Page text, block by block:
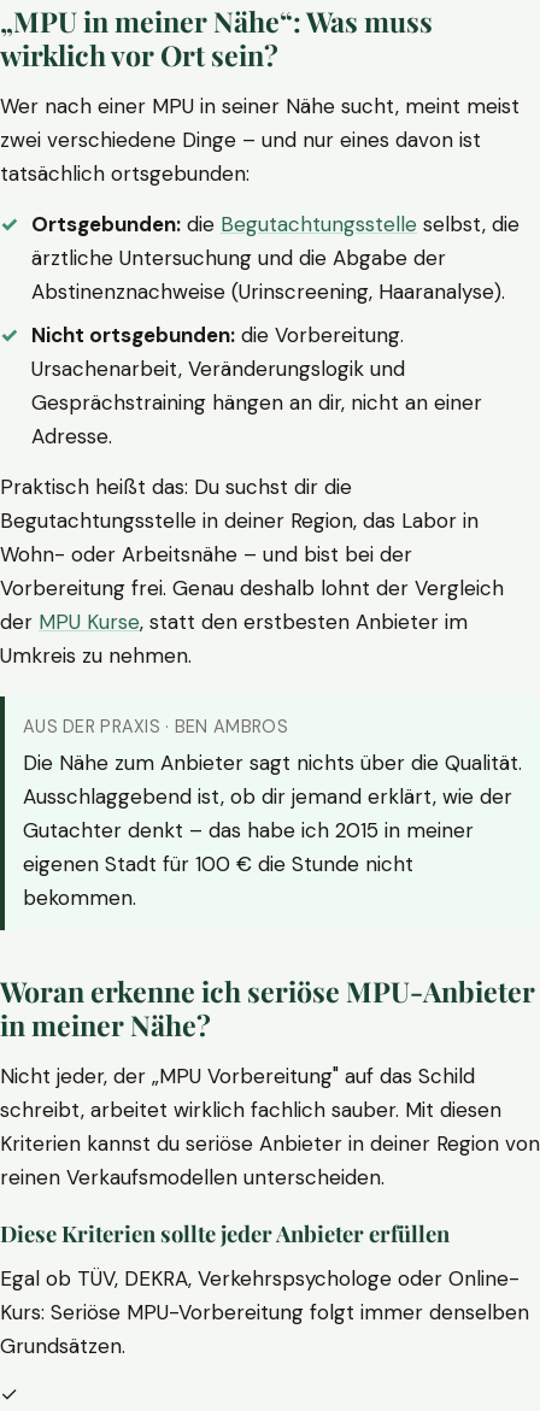
„MPU in meiner Nähe“: Was muss
wirklich vor Ort sein?
Wer nach einer MPU in seiner Nähe sucht, meint meist
zwei verschiedene Dinge – und nur eines davon ist
tatsächlich ortsgebunden:
Ortsgebunden: die Begutachtungsstelle selbst, die
ärztliche Untersuchung und die Abgabe der
Abstinenznachweise (Urinscreening, Haaranalyse).
Nicht ortsgebunden: die Vorbereitung.
Ursachenarbeit, Veränderungslogik und
Gesprächstraining hängen an dir, nicht an einer
Adresse.
Praktisch heißt das: Du suchst dir die
Begutachtungsstelle in deiner Region, das Labor in
Wohn- oder Arbeitsnähe – und bist bei der
Vorbereitung frei. Genau deshalb lohnt der Vergleich
der MPU Kurse, statt den erstbesten Anbieter im
Umkreis zu nehmen.
AUS DER PRAXIS · BEN AMBROS
Die Nähe zum Anbieter sagt nichts über die Qualität.
Ausschlaggebend ist, ob dir jemand erklärt, wie der
Gutachter denkt – das habe ich 2015 in meiner
eigenen Stadt für 100 € die Stunde nicht
bekommen.
Woran erkenne ich seriöse MPU-Anbieter
in meiner Nähe?
Nicht jeder, der „MPU Vorbereitung" auf das Schild
schreibt, arbeitet wirklich fachlich sauber. Mit diesen
Kriterien kannst du seriöse Anbieter in deiner Region von
reinen Verkaufsmodellen unterscheiden.
Diese Kriterien sollte jeder Anbieter erfüllen
Egal ob TÜV, DEKRA, Verkehrspsychologe oder Online-
Kurs: Seriöse MPU-Vorbereitung folgt immer denselben
Grundsätzen.
✓